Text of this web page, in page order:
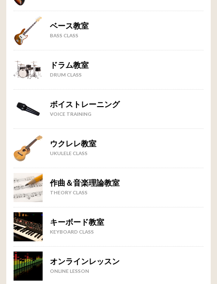
ベース教室
BASS CLASS
ドラム教室
DRUM CLASS
ボイストレーニング
VOICE TRAINING
ウクレレ教室
UKULELE CLASS
作曲＆音楽理論教室
THEORY CLASS
キーボード教室
KEYBOARD CLASS
オンラインレッスン
ONLINE LESSON